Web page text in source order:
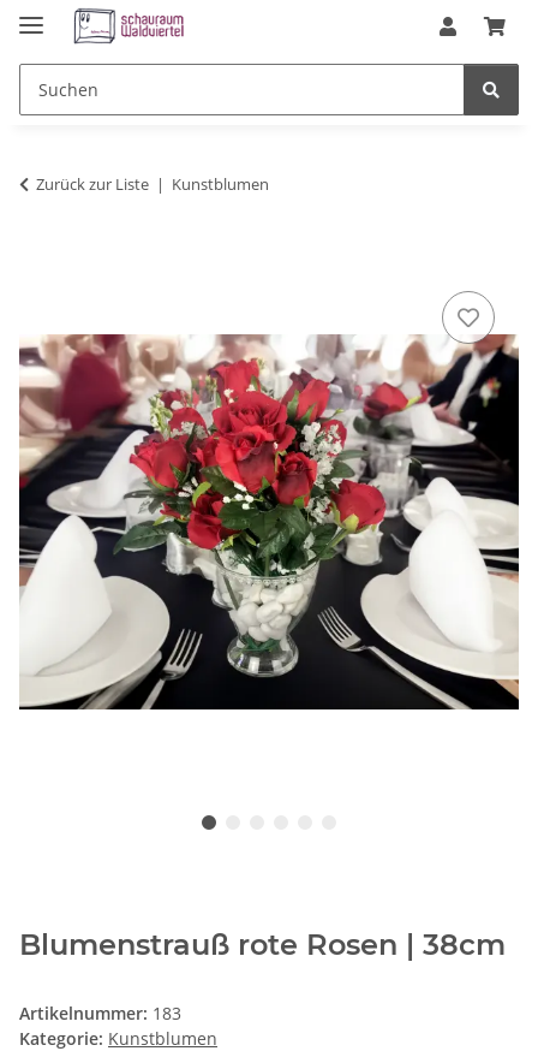
Zurück zur Liste Kunstblumen
Blumenstrauß rote Rosen | 38cm
Artikelnummer: 183
Kategorie: Kunstblumen